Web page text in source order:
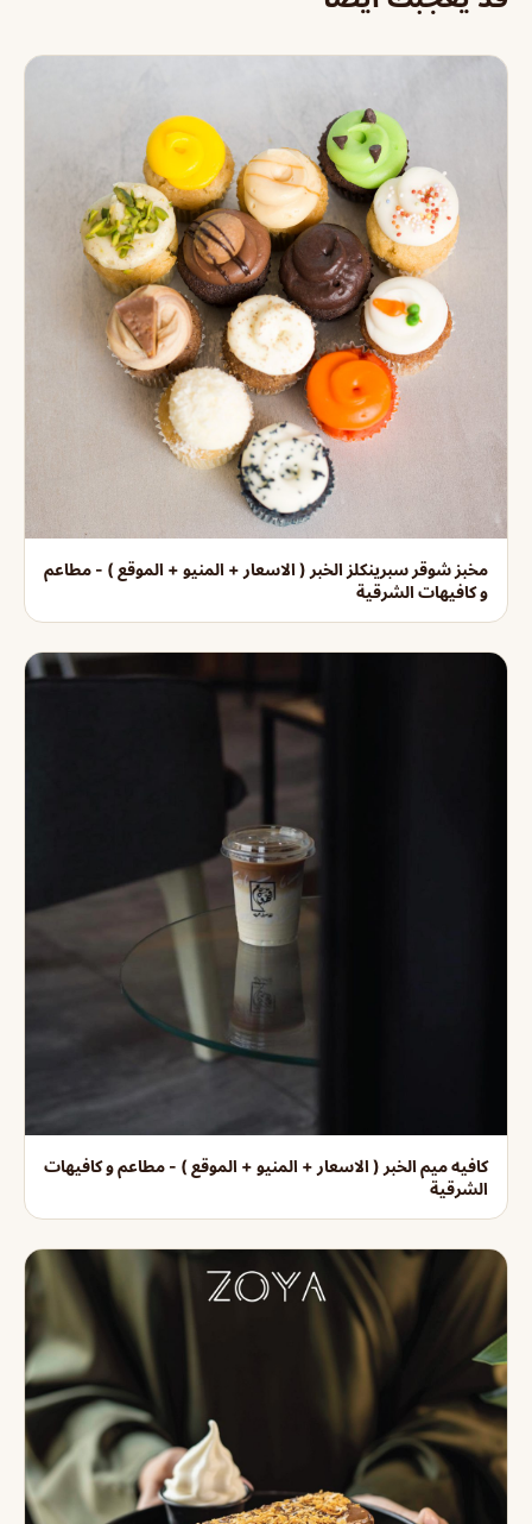
مخبز شوقر سبرينكلز الخبر ( الاسعار + المنيو + الموقع ) - مطاعم
و كافيهات الشرقية
كافيه ميم الخبر ( الاسعار + المنيو + الموقع ) - مطاعم و كافيهات
الشرقية